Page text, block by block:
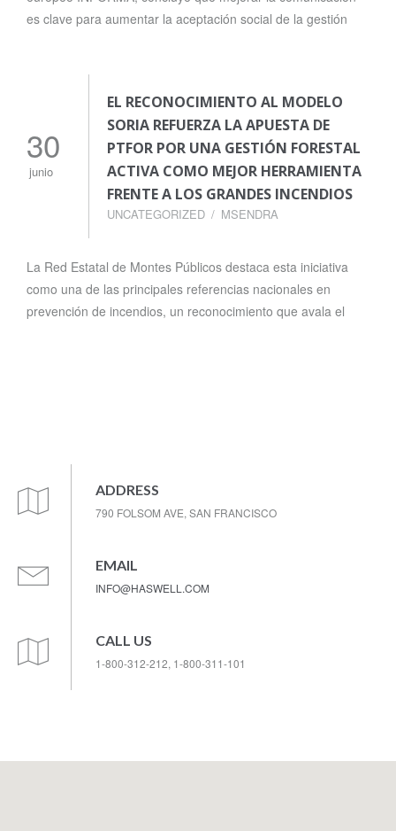
es clave para aumentar la aceptación social de la gestión
30
junio
EL RECONOCIMIENTO AL MODELO
SORIA REFUERZA LA APUESTA DE
PTFOR POR UNA GESTIÓN FORESTAL
ACTIVA COMO MEJOR HERRAMIENTA
FRENTE A LOS GRANDES INCENDIOS
UNCATEGORIZED MSENDRA
La Red Estatal de Montes Públicos destaca esta iniciativa
como una de las principales referencias nacionales en
prevención de incendios, un reconocimiento que avala el
ADDRESS
790 FOLSOM AVE, SAN FRANCISCO
EMAIL
INFO@HASWELL.COM
CALL US
1-800-312-212, 1-800-311-101